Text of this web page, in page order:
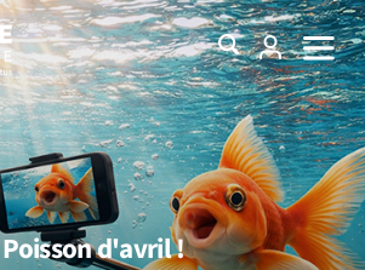
Poisson d'avril !